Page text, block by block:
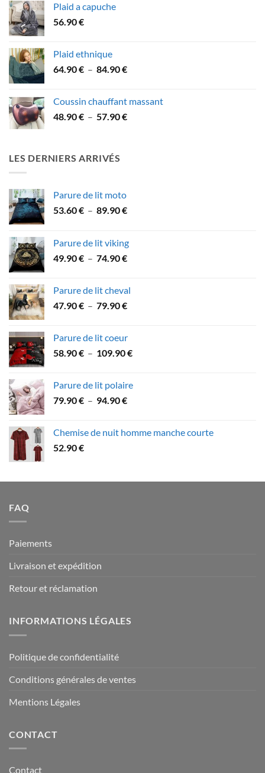
Plaid a capuche
56.90€
Plaid ethnique
64.90€ – 84.90€Plage
64.90 €
à
Coussin chauffant massant
48.90€ – 57.90€Plage
LES DERNIERS ARRIVÉS
Parure de lit moto
53.60€ – 89.90€Plage
53.60 €
à
Parure de lit viking
49.90€ – 74.90€Plage
49.90 €
à
Parure de lit cheval
47.90€ – 79.90€Plage
à
Parure de lit coeur
58.90€ – 109.90€Plage
58.90 €
Parure de lit polaire
79.90€ – 94.90€Plage
79.90 €
Chemise de nuit homme manche courte
52.90€
FAQ
Paiements
Livraison et expédition
Retour et réclamation
INFORMATIONS LÉGALES
Politique de confidentialité
Conditions générales de ventes
Mentions Légales
CONTACT
Contact